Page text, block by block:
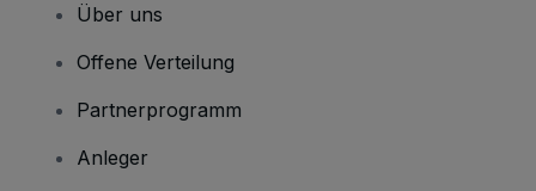
Über uns
Offene Verteilung
Partnerprogramm
Anleger